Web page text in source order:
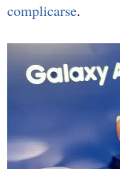
complicarse.